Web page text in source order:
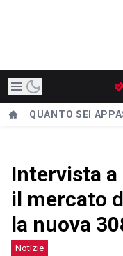
QUANTO SEI
Intervista
il mercato
la nuova
Notizie